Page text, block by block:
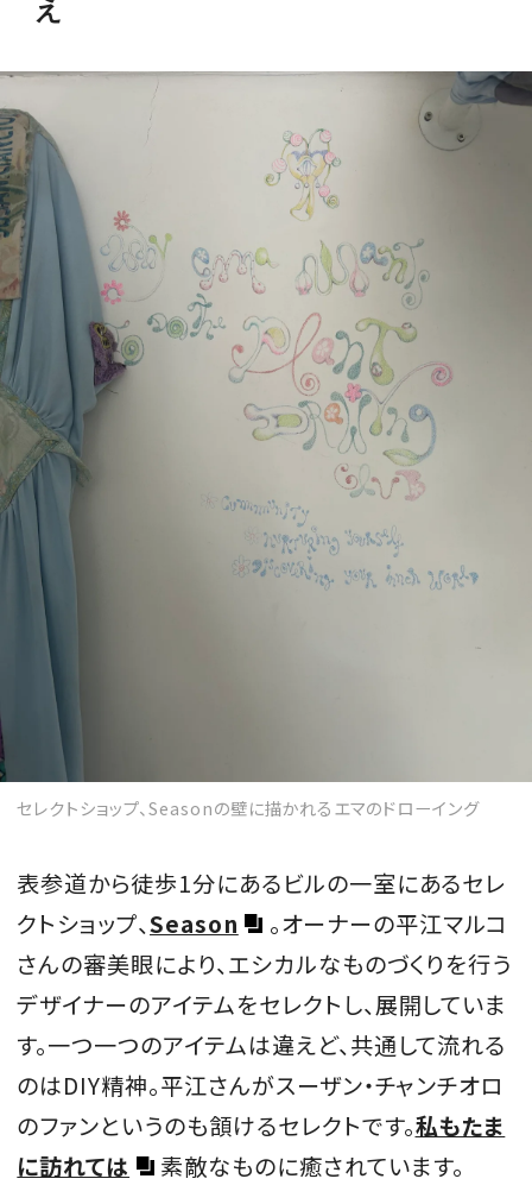
MAGAZINE
SPUR 2026 JULY
2026年9月号
2026-07-23発売
最新号を試し読み
え
セレクトショップ、Seasonの壁に描かれるエマのドローイング
表参道から徒歩1分にあるビルの一室にあるセレ
クトショップ、Season
。オーナーの平江マルコ
さんの審美眼により、エシカルなものづくりを行う
デザイナーのアイテムをセレクトし、展開していま
す。一つ一つのアイテムは違えど、共通して流れる
のはDIY精神。平江さんがスーザン・チャンチオロ
のファンというのも頷けるセレクトです。私もたま
に訪れては
素敵なものに癒されています。